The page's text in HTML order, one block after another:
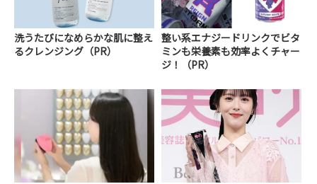
洗うたびになめらかな肌に整え
るクレンジング（PR）
整い系エナジードリンクでビタ
ミンも栄養素も効率よくチャー
ジ！（PR）